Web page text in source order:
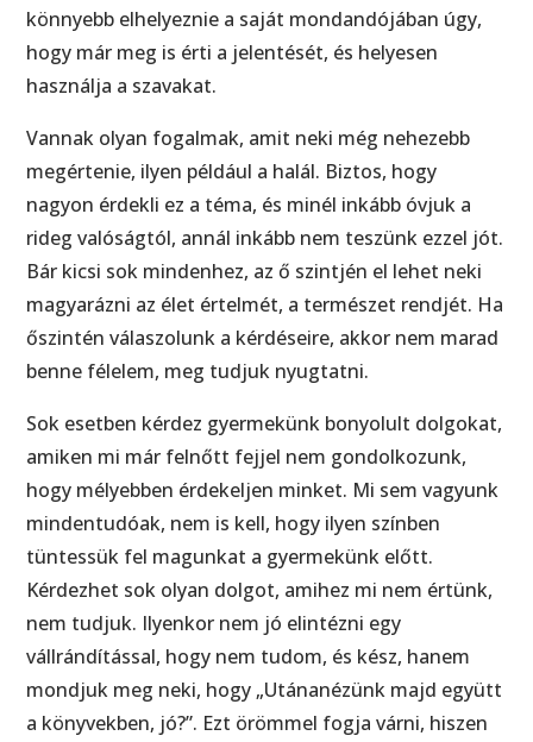
könnyebb elhelyeznie a saját mondandójában úgy,
hogy már meg is érti a jelentését, és helyesen
használja a szavakat.
Vannak olyan fogalmak, amit neki még nehezebb
megértenie, ilyen például a halál. Biztos, hogy
nagyon érdekli ez a téma, és minél inkább óvjuk a
rideg valóságtól, annál inkább nem teszünk ezzel jót.
Bár kicsi sok mindenhez, az ő szintjén el lehet neki
magyarázni az élet értelmét, a természet rendjét. Ha
őszintén válaszolunk a kérdéseire, akkor nem marad
benne félelem, meg tudjuk nyugtatni.
Sok esetben kérdez gyermekünk bonyolult dolgokat,
amiken mi már felnőtt fejjel nem gondolkozunk,
hogy mélyebben érdekeljen minket. Mi sem vagyunk
mindentudóak, nem is kell, hogy ilyen színben
tüntessük fel magunkat a gyermekünk előtt.
Kérdezhet sok olyan dolgot, amihez mi nem értünk,
nem tudjuk. Ilyenkor nem jó elintézni egy
vállrándítással, hogy nem tudom, és kész, hanem
mondjuk meg neki, hogy „Utánanézünk majd együtt
a könyvekben, jó?”. Ezt örömmel fogja várni, hiszen